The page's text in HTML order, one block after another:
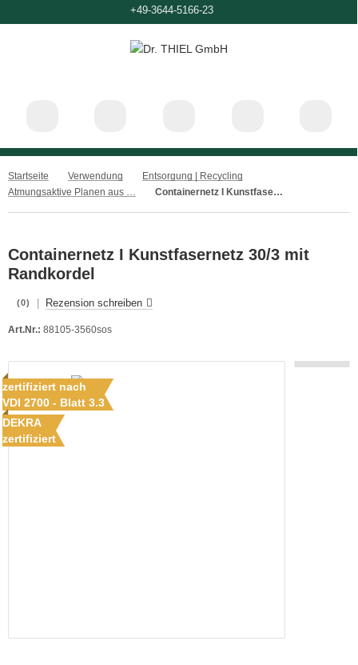
+49-3644-5166-23
Startseite Verwendung
Entsorgung | Recycling
Atmungsaktive Planen aus luftdurchlässigen Materialien
Containernetz I Kunstfasernetz 30/3 mit Randkordel
Containernetz I Kunstfasernetz 30/3 mit
Randkordel
(0) Rezension schreiben
Art.Nr.: 88105-3560sos
zertifiziert nach
VDI 2700 - Blatt 3.3
DEKRA
zertifiziert